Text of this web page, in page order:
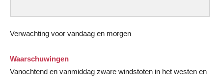
Verwachting voor vandaag en morgen
Waarschuwingen
Vanochtend en vanmiddag zware windstoten in het westen en